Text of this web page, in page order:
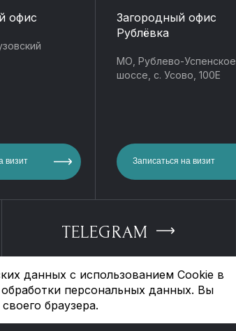
офис
визит
Загородный офис
Рублёвка
МО, Рублево-Успенское
шоссе, с. Усово, 100Е
Записаться на визит
TELEGRAM
Политика конфиденциальности
данных с использованием Cookie в
персональных данных. Вы
браузера.